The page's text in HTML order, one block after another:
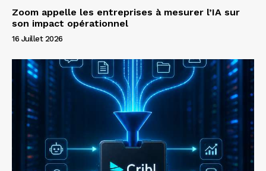
Zoom appelle les entreprises à mesurer l’IA sur
son impact opérationnel
16 Juillet 2026